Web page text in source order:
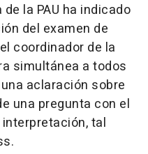
la PAU ha indicado
del examen de
coordinador de la
simultánea a todos
aclaración sobre
una pregunta con el
tal